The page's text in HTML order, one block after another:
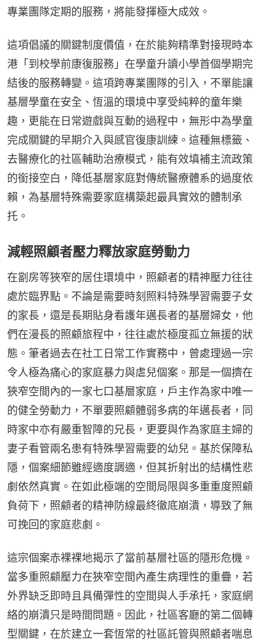
專業團隊定期的服務，將能發揮極大成效。
這項倡議的關鍵制度價值，在於能夠精準對接現時本
港「到校學前康復服務」在學童升讀小學首個學期完
結後的服務轉變。這項跨專業團隊的引入，不單能讓
基層學童在安全、恆溫的環境中享受純粹的童年樂
趣，更能在日常遊戲與互動的過程中，無形中為學童
完成關鍵的早期介入與感官復康訓練。這種無標籤、
去醫療化的社區輔助治療模式，能有效填補主流政策
的銜接空白，降低基層家庭對傳統醫療體系的過度依
賴，為基層特殊需要家庭構築起最具實效的體制承
托。
減輕照顧者壓力釋放家庭勞動力
在劏房等狹窄的居住環境中，照顧者的精神壓力往往
處於臨界點。不論是需要時刻照料特殊學習需要子女
的家長，還是長期貼身看護年邁長者的基層婦女，他
們在漫長的照顧旅程中，往往處於極度孤立無援的狀
態。筆者過去在社工日常工作實務中，曾處理過一宗
令人極為痛心的家庭暴力與虐兒個案。那是一個擠在
狹窄空間內的一家七口基層家庭，戶主作為家中唯一
的健全勞動力，不單要照顧體弱多病的年邁長者，同
時家中亦有嚴重智障的兄長，更要與作為家庭主婦的
妻子看管兩名患有特殊學習需要的幼兒。基於保障私
隱，個案細節雖經適度調適，但其折射出的結構性悲
劇依然真實。在如此極端的空間局限與多重重度照顧
負荷下，照顧者的精神防線最終徹底崩潰，導致了無
可挽回的家庭悲劇。
這宗個案赤裸裸地揭示了當前基層社區的隱形危機。
當多重照顧壓力在狹窄空間內產生病理性的重疊，若
外界缺乏即時且具備彈性的空間與人手承托，家庭網
絡的崩潰只是時間問題。因此，社區客廳的第二個轉
型關鍵，在於建立一套恆常的社區託管與照顧者喘息